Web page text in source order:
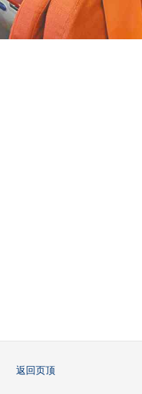
返回页顶